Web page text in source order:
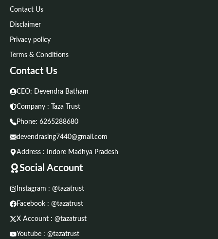
Contact Us
Disclaimer
Privacy policy
Terms & Conditions
Contact Us
CEO: Devendra Batham
Company : Taza Trust
Phone: 6265288680
devendrasing7440@gmail.com
Address : Indore Madhya Pradesh
Social Account
Instagram : @tazatrust
Facebook : @tazatrust
X Account : @tazatrust
Youtube : @tazatrust